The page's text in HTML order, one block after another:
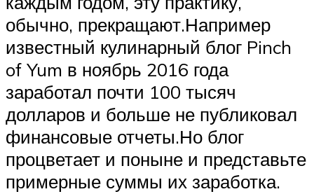
обычно, прекращают.Например
известный кулинарный блог Pinch
of Yum в ноябрь 2016 года
заработал почти 100 тысяч
долларов и больше не публиковал
финансовые отчеты.Но блог
процветает и поныне и представьте
примерные суммы их заработка.